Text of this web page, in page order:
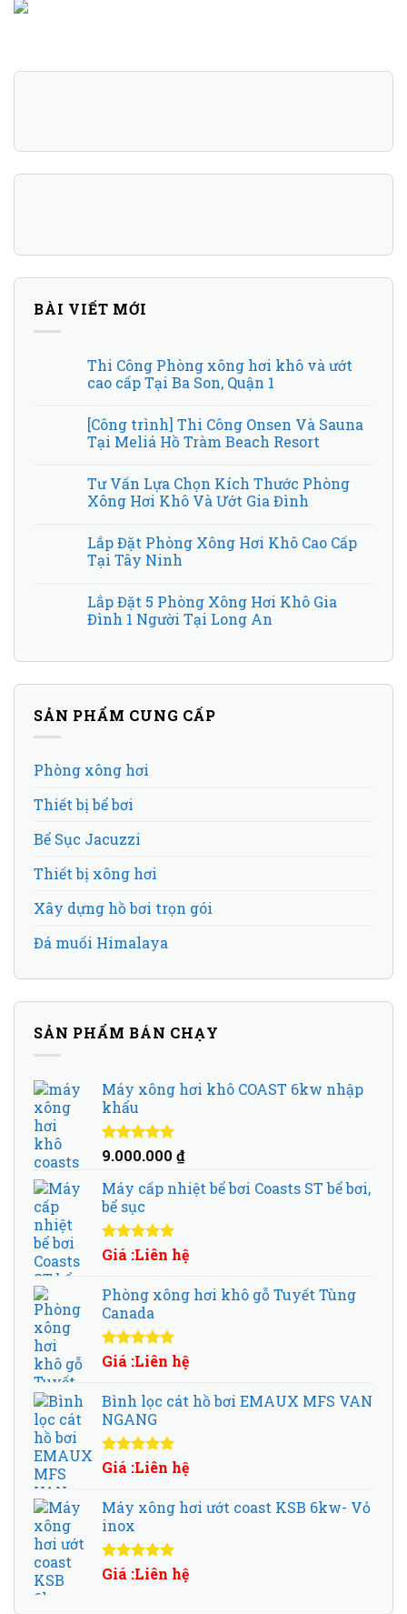
BÀI VIẾT MỚI
Thi Công Phòng xông hơi khô và ướt
cao cấp Tại Ba Son, Quận 1
[Công trình] Thi Công Onsen Và Sauna
Tại Meliá Hồ Tràm Beach Resort
Tư Vấn Lựa Chọn Kích Thước Phòng
Xông Hơi Khô Và Ướt Gia Đình
Lắp Đặt Phòng Xông Hơi Khô Cao Cấp
Tại Tây Ninh
Lắp Đặt 5 Phòng Xông Hơi Khô Gia
Đình 1 Người Tại Long An
SẢN PHẨM CUNG CẤP
Phòng xông hơi
Thiết bị bể bơi
Bể Sục Jacuzzi
Thiết bị xông hơi
Xây dựng hồ bơi trọn gói
Đá muối Himalaya
SẢN PHẨM BÁN CHẠY
Máy xông hơi khô COAST 6kw nhập
khẩu
Được xếp
sao
9.000.000 ₫
Máy cấp nhiệt bể bơi Coasts ST bể bơi,
bể sục
Được xếp
Giá :Liên hệ
Phòng xông hơi khô gỗ Tuyết Tùng
Canada
Được xếp
Giá :Liên hệ
Bình lọc cát hồ bơi EMAUX MFS VAN
NGANG
Được xếp
Giá :Liên hệ
Máy xông hơi ướt coast KSB 6kw- Vỏ
inox
Được xếp
Giá :Liên hệ